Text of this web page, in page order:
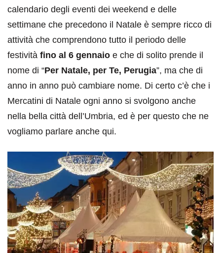
calendario degli eventi dei weekend e delle
settimane che precedono il Natale è sempre ricco di
attività che comprendono tutto il periodo delle
festività fino al 6 gennaio e che di solito prende il
nome di “Per Natale, per Te, Perugia”, ma che di
anno in anno può cambiare nome. Di certo c’è che i
Mercatini di Natale ogni anno si svolgono anche
nella bella città dell’Umbria, ed è per questo che ne
vogliamo parlare anche qui.